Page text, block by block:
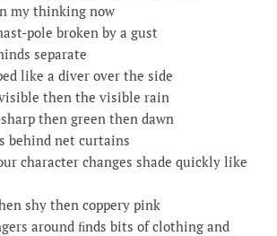
my thinking now
pole broken by a gust
separate
like a diver over the side
then the visible rain
then green then dawn
behind net curtains
character changes shade quickly like
shy then coppery pink
around ﬁnds bits of clothing and